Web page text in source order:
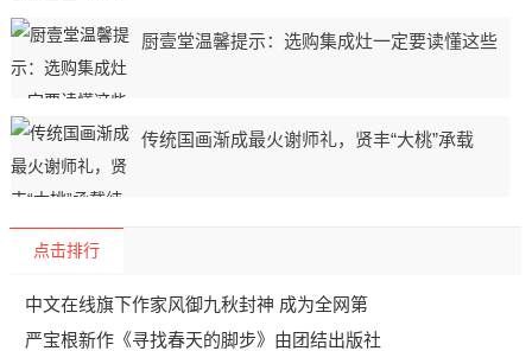
厨壹堂温馨提示：选购集成灶一定要读懂这些
传统国画渐成最火谢师礼，贤丰“大桃”承载
点击排行
中文在线旗下作家风御九秋封神 成为全网第
严宝根新作《寻找春天的脚步》由团结出版社